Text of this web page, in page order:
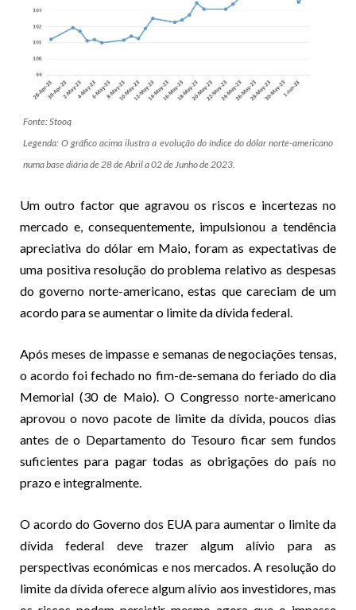
Fonte: Stooq
Legenda: O gráfico acima ilustra a evolução do índice do dólar norte-americano
numa base diária de 28 de Abril a 02 de Junho de 2023.
Um outro factor que agravou os riscos e incertezas no
mercado e, consequentemente, impulsionou a tendência
apreciativa do dólar em Maio, foram as expectativas de
uma positiva resolução do problema relativo as despesas
do governo norte-americano, estas que careciam de um
acordo para se aumentar o limite da dívida federal.
Após meses de impasse e semanas de negociações tensas,
o acordo foi fechado no fim-de-semana do feriado do dia
Memorial (30 de Maio). O Congresso norte-americano
aprovou o novo pacote de limite da dívida, poucos dias
antes de o Departamento do Tesouro ficar sem fundos
suficientes para pagar todas as obrigações do país no
prazo e integralmente.
O acordo do Governo dos EUA para aumentar o limite da
dívida federal deve trazer algum alívio para as
perspectivas económicas e nos mercados. A resolução do
limite da dívida oferece algum alívio aos investidores, mas